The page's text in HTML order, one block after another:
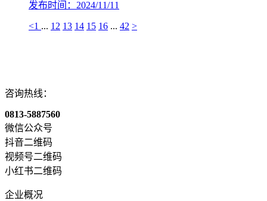
发布时间：2024/11/11
<1 ... 12 13 14 15 16 ... 42 >
咨询热线：
0813-5887560
微信公众号
抖音二维码
视频号二维码
小红书二维码
企业概况